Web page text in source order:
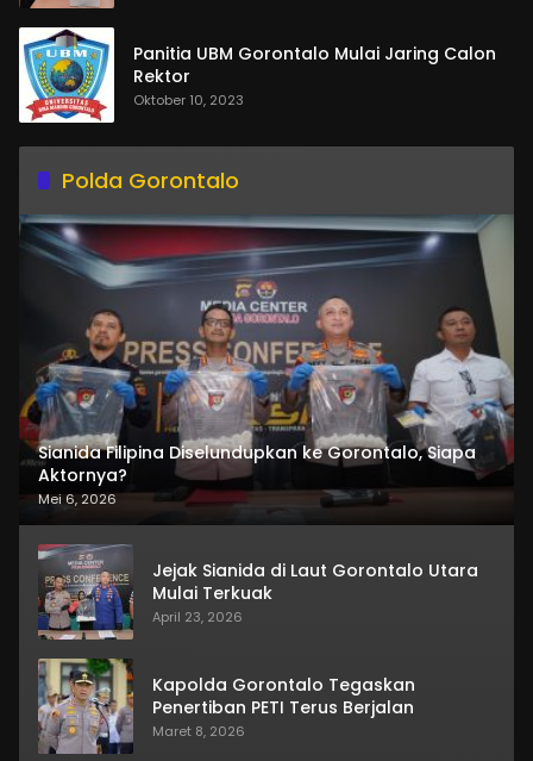
Panitia UBM Gorontalo Mulai Jaring Calon
Rektor
Oktober 10, 2023
Polda Gorontalo
Sianida Filipina Diselundupkan ke Gorontalo, Siapa
Aktornya?
Mei 6, 2026
Jejak Sianida di Laut Gorontalo Utara
Mulai Terkuak
April 23, 2026
Kapolda Gorontalo Tegaskan
Penertiban PETI Terus Berjalan
Maret 8, 2026